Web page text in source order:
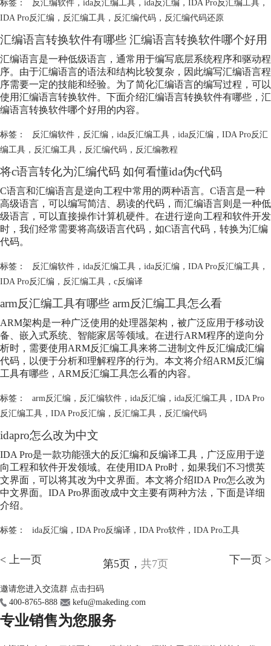
标签： 反汇编软件， ida反汇编工具， ida反汇编 ， IDA Pro反汇编工具，
IDA Pro反汇编 ， 反汇编工具 ， 反汇编代码 ， 反汇编代码还原
汇编语言转换软件有哪些 汇编语言转换软件哪个好用
汇编语言是一种低级语言，通常用于编写底层系统程序和驱动程
序。由于汇编语言的语法和结构比较复杂，因此编写汇编语言程
序需要一定的技能和经验。为了简化汇编语言的编写过程，可以
使用汇编语言转换软件。下面介绍汇编语言转换软件有哪些，汇
编语言转换软件哪个好用的内容。
标签： 反汇编软件， 反汇编 ， ida反汇编工具， ida反汇编 ， IDA Pro反汇
编工具 ， 反汇编工具 ， 反汇编代码 ， 反汇编教程
将c语言转化为汇编代码 如何看懂ida伪c代码
C语言和汇编语言是逆向工程中常用的两种语言。C语言是一种
高级语言，可以编写简洁、易读的代码，而汇编语言则是一种低
级语言，可以直接操作计算机硬件。在进行逆向工程和软件开发
时，我们经常需要将高级语言代码，如C语言代码，转换为汇编
代码。
标签： 反汇编软件， ida反汇编工具， ida反汇编 ， IDA Pro反汇编工具，
IDA Pro反汇编 ， 反汇编工具 ， c反编译
arm反汇编工具有哪些 arm反汇编工具怎么看
ARM架构是一种广泛使用的处理器架构，被广泛应用于移动设
备、嵌入式系统、智能家居等领域。在进行ARM程序的逆向分
析时，需要使用ARM反汇编工具来将二进制文件反汇编成汇编
代码，以便于分析和理解程序的行为。本文将介绍ARM反汇编
工具有哪些，ARM反汇编工具怎么看的内容。
标签： arm反汇编 ， 反汇编软件， ida反汇编 ， ida反汇编工具， IDA Pro
反汇编工具 ， IDA Pro反汇编 ， 反汇编工具 ， 反汇编代码
idapro怎么改为中文
IDA Pro是一款功能强大的反汇编和反编译工具，广泛应用于逆
向工程和软件开发领域。在使用IDA Pro时，如果我们不习惯英
文界面，可以将其改为中文界面。本文将介绍IDA Pro怎么改为
中文界面。IDA Pro界面改成中文主要有两种方法，下面是详细
介绍。
标签： ida反汇编 ， IDA Pro反编译， IDA Pro软件， IDA Pro工具
< 上一页 第5页， 共7页 下一页 >
邀请您进入交流群 点击扫码
400-8765-888
kefu@makeding.com
专业销售为您服务